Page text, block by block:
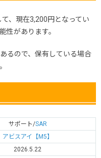
、現在3,200円となってい
性があります。
るので、保有している場合
サポート/SAR
アビスアイ【M5】
2026.5.22